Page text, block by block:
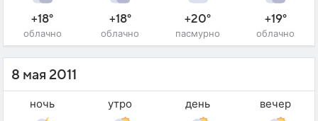
+18°
облачно
+18°
облачно
+20°
пасмурно
+19°
облачно
8 мая 2011
ночь утро день вечер